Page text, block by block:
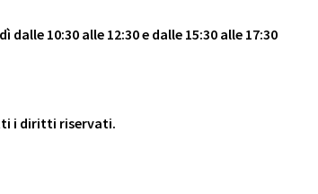
10:30 alle 12:30 e dalle 15:30 alle 17:30
i diritti riservati.